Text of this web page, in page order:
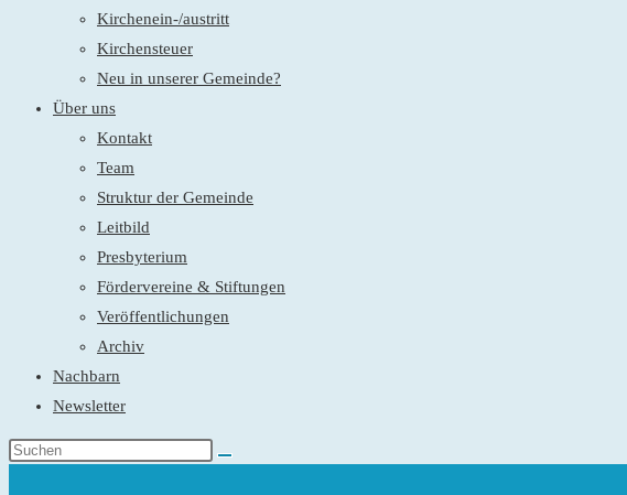
Kirchenein-/austritt
Kirchensteuer
Neu in unserer Gemeinde?
Über uns
Kontakt
Team
Struktur der Gemeinde
Leitbild
Presbyterium
Fördervereine & Stiftungen
Veröffentlichungen
Archiv
Nachbarn
Newsletter